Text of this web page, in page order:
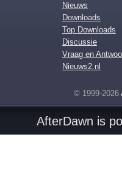
Nieuws
Downloads
Top Downloads
Discussie
Vraag en
Nieuws2.nl
© 1999-2026
AfterDawn is